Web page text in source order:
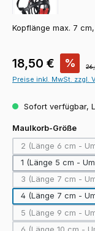
Kopflänge max. 7
Verkaufspreis:
18,50 € %
Preise inkl. MwSt. zzgl.
Sofort verfügbar,
Maulkorb-Größe
2 (Länge 6 cm -
1 (Länge 5 cm -
3 (Länge 7 cm -
4 (Länge 7 cm -
5 (Länge 9 cm -